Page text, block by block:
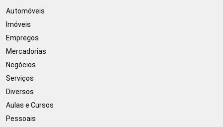
Automóveis
Imóveis
Empregos
Mercadorias
Negócios
Serviços
Diversos
Aulas e Cursos
Pessoais